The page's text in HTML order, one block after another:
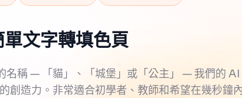
單文字轉填色頁
名稱 — 「貓」、「城堡」或「公主」 — 我們的
創造力。非常適合初學者、教師和希望在幾秒鐘